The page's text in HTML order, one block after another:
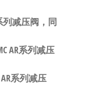
列减压阀，同
AR系列减压
系列减压